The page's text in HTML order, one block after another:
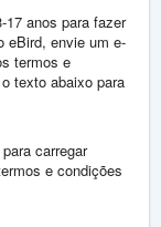
17 anos para fazer
eBird, envie um e-
termos e
texto abaixo para
carregar
e condições